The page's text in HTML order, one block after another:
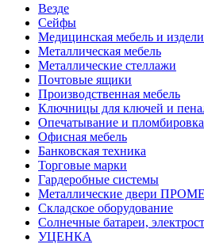
Везде
Сейфы
Медицинская мебель и
Металлическая мебель
Металлические стеллажи
Почтовые ящики
Производственная мебель
Ключницы для ключей и
Опечатывание и пломбировка
Офисная мебель
Банковская техника
Торговые марки
Гардеробные системы
Металлические двери
Складское оборудование
Солнечные батареи,
УЦЕНКА